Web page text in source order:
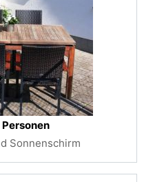
Sonnenschirm